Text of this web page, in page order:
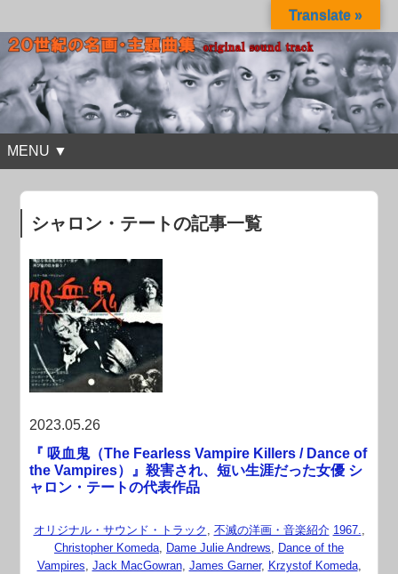
MENU ▼
シャロン・テートの記事一覧
2023.05.26
『 吸血鬼（The Fearless Vampire Killers / Dance of
the Vampires）』殺害され、短い生涯だった女優 シ
ャロン・テートの代表作品
オリジナル・サウンド・トラック , 不滅の洋画・音楽紹介 1967.,
Christopher Komeda, Dame Julie Andrews, Dance of the
Vampires, Jack MacGowran, James Garner, Krzystof Komeda,
Translate »